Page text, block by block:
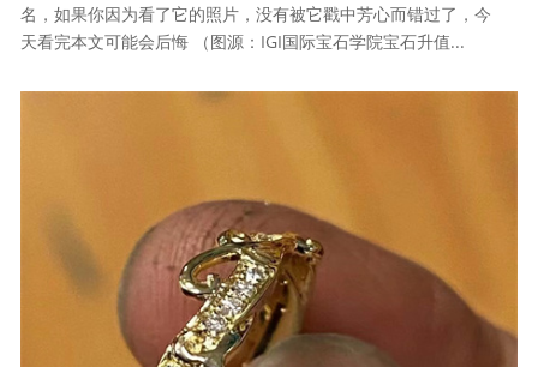
名，如果你因为看了它的照片，没有被它戳中芳心而错过了，今
天看完本文可能会后悔 （图源：IGI国际宝石学院宝石升值...